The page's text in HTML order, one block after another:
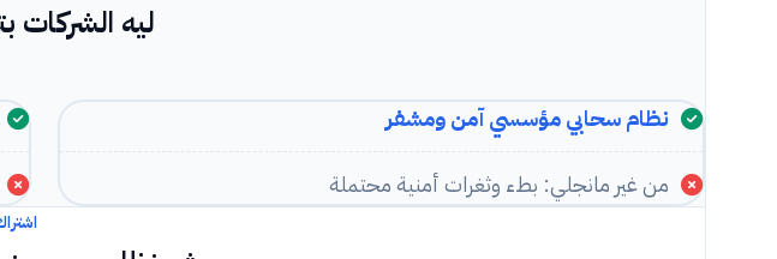
ليه الشركات
نظام سحابي مؤسسي آمن ومشفر
من غير مانجلي: بطء وثغرات أمنية محتملة